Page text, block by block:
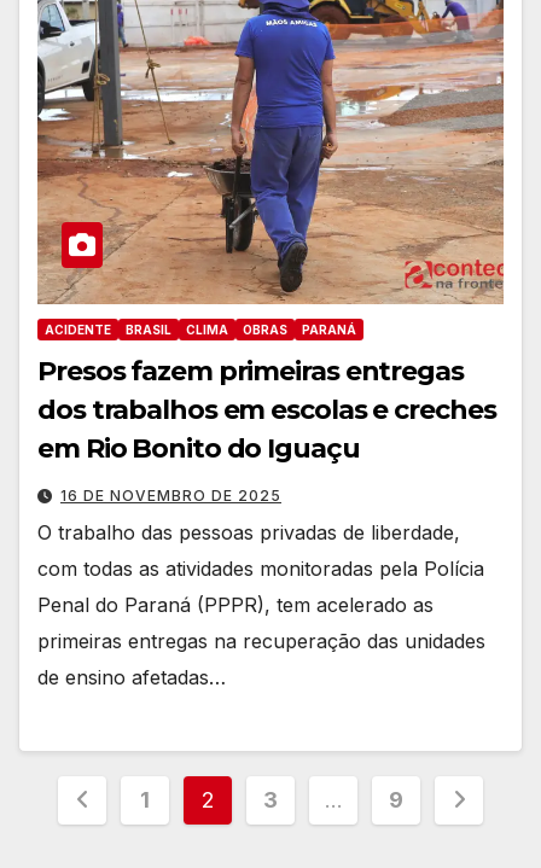
ACIDENTE BRASIL CLIMA OBRAS PARANÁ
Presos fazem primeiras entregas
dos trabalhos em escolas e creches
em Rio Bonito do Iguaçu
16 DE NOVEMBRO DE 2025
O trabalho das pessoas privadas de liberdade,
com todas as atividades monitoradas pela Polícia
Penal do Paraná (PPPR), tem acelerado as
primeiras entregas na recuperação das unidades
de ensino afetadas…
Paginação
1 2 3 … 9